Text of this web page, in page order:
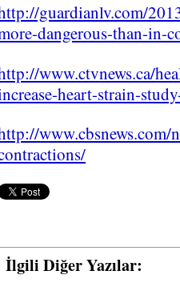
guardianlv.com/
dangerous-than-in-
www.ctvnews.ca/
heart-strain-
www.cbsnews.com/
İlgili Diğer Yazılar: